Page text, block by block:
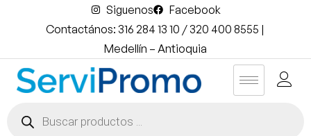
Siguenos
Facebook
Contactános: 316 284 13 10 / 320 400 8555 |
Medellín – Antioquia